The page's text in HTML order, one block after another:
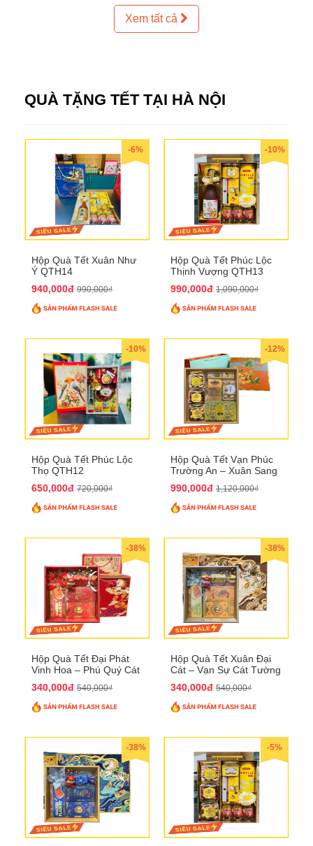
Xem tất cả
QUÀ TẶNG TẾT TẠI HÀ NỘI
-6%
Hộp Quà Tết Xuân Như
Ý QTH14
940,000đ 990,000₫
-10%
Hộp Quà Tết Phúc Lộc
Thịnh Vượng QTH13
990,000đ 1,090,000₫
-10%
Hộp Quà Tết Phúc Lộc
Thọ QTH12
650,000đ 720,000₫
-12%
Hộp Quà Tết Vạn Phúc
Trường An – Xuân Sang
990,000đ 1,120,000₫
-38%
Hộp Quà Tết Đại Phát
Vinh Hoa – Phú Quý Cát
340,000đ 540,000₫
-38%
Hộp Quà Tết Xuân Đại
Cát – Vạn Sự Cát Tường
340,000đ 540,000₫
-38% -5%